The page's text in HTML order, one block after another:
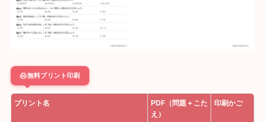
無料プリント印刷
プリント名
PDF（問題＋こた
え）
印刷かご